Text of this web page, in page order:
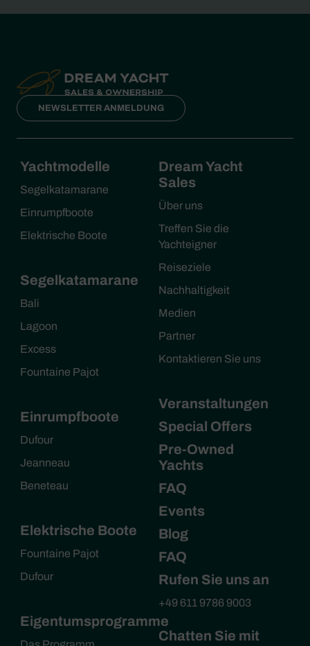
NEWSLETTER ANMELDUNG
Yachtmodelle
Segelkatamarane
Einrumpfboote
Elektrische Boote
Segelkatamarane
Bali
Lagoon
Excess
Fountaine Pajot
Einrumpfboote
Dufour
Jeanneau
Beneteau
Elektrische Boote
Fountaine Pajot
Dufour
Eigentumsprogramme
Dream Yacht
Sales
Über uns
Treffen Sie die
Yachteigner
Reiseziele
Nachhaltigkeit
Medien
Partner
Kontaktieren Sie uns
Veranstaltungen
Special Offers
Pre-Owned
Yachts
FAQ
Events
Blog
FAQ
Rufen Sie uns an
+49 611 9786 9003
Chatten Sie mit